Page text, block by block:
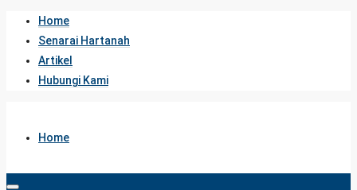
Home
Senarai Hartanah
Artikel
Hubungi Kami
Home